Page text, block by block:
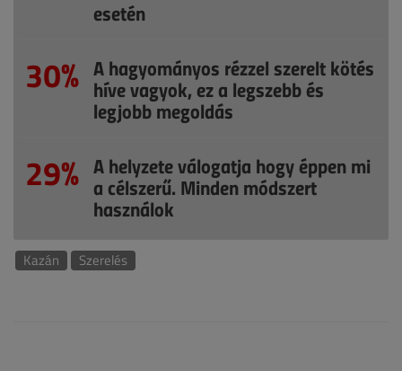
esetén
30% A hagyományos rézzel szerelt kötés
híve vagyok, ez a legszebb és
legjobb megoldás
29% A helyzete válogatja hogy éppen mi
a célszerű. Minden módszert
használok
Kazán Szerelés